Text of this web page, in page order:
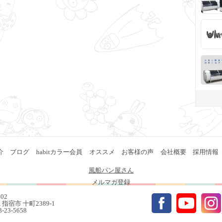
ブログ habitカラー会員 オススメ お客様の声 会社概要 採用情報
メルマガ登録
風船パン屋さん
宿市 十町2389-1
23-5658